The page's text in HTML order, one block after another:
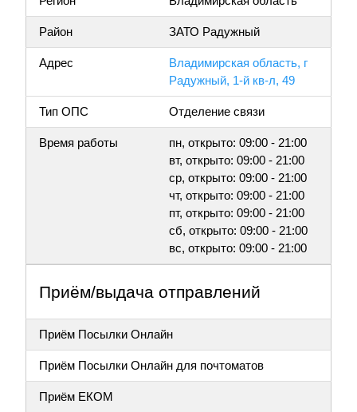
Район ЗАТО Радужный
Адрес
Владимирская область, г
Радужный, 1-й кв-л, 49
Тип ОПС Отделение связи
Время работы
пн, открыто: 09:00 - 21:00
вт, открыто: 09:00 - 21:00
ср, открыто: 09:00 - 21:00
чт, открыто: 09:00 - 21:00
пт, открыто: 09:00 - 21:00
сб, открыто: 09:00 - 21:00
вс, открыто: 09:00 - 21:00
Приём/выдача отправлений
Приём Посылки Онлайн
Приём Посылки Онлайн для почтоматов
Приём ЕКОМ